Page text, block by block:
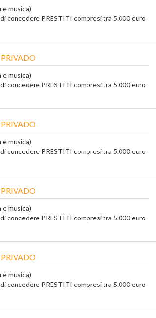
e musica)
concedere PRESTITI compresi tra 5.000 euro
e musica)
concedere PRESTITI compresi tra 5.000 euro
e musica)
concedere PRESTITI compresi tra 5.000 euro
e musica)
concedere PRESTITI compresi tra 5.000 euro
e musica)
concedere PRESTITI compresi tra 5.000 euro